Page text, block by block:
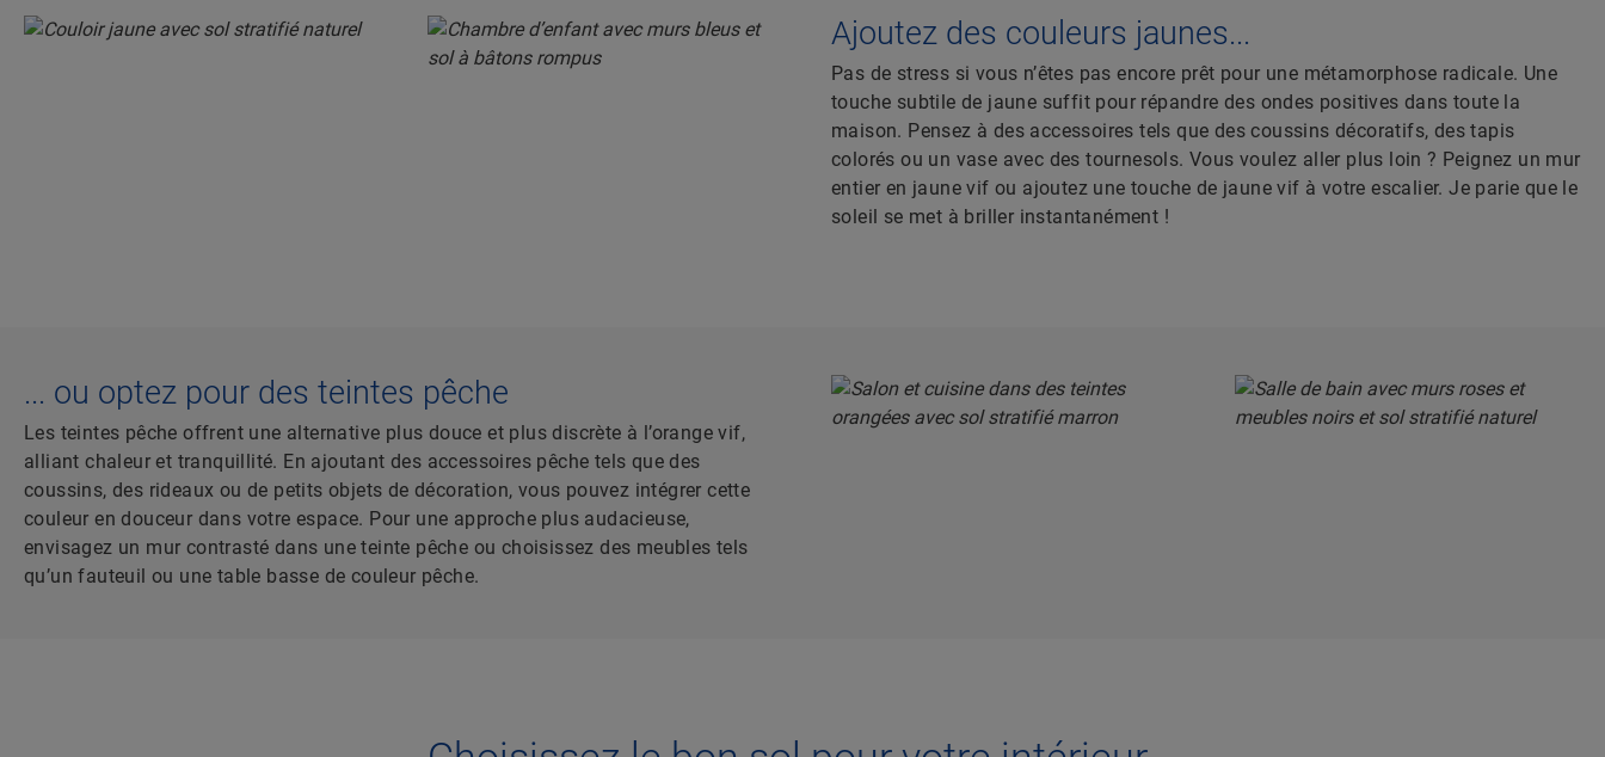
Ajoutez des couleurs jaunes...
Pas de stress si vous n’êtes pas encore prêt pour une métamorphose radicale. Une
touche subtile de jaune suffit pour répandre des ondes positives dans toute la
maison. Pensez à des accessoires tels que des coussins décoratifs, des tapis
colorés ou un vase avec des tournesols. Vous voulez aller plus loin ? Peignez un mur
entier en jaune vif ou ajoutez une touche de jaune vif à votre escalier. Je parie que le
soleil se met à briller instantanément !
... ou optez pour des teintes pêche
Les teintes pêche offrent une alternative plus douce et plus discrète à l’orange vif,
alliant chaleur et tranquillité. En ajoutant des accessoires pêche tels que des
coussins, des rideaux ou de petits objets de décoration, vous pouvez intégrer cette
couleur en douceur dans votre espace. Pour une approche plus audacieuse,
envisagez un mur contrasté dans une teinte pêche ou choisissez des meubles tels
qu’un fauteuil ou une table basse de couleur pêche.